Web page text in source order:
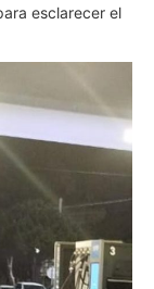
esclarecer el